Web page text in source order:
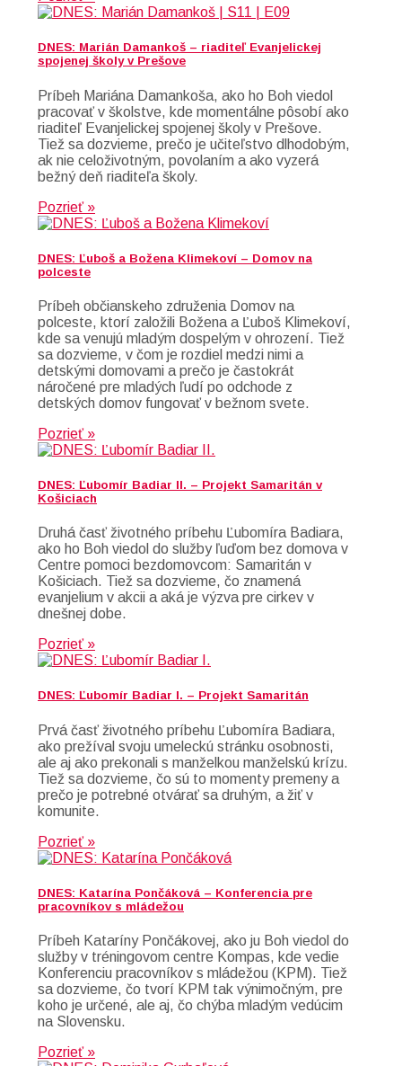
DNES: Marián Damankoš – riaditeľ Evanjelickej
spojenej školy v Prešove
Príbeh Mariána Damankoša, ako ho Boh viedol
pracovať v školstve, kde momentálne pôsobí ako
riaditeľ Evanjelickej spojenej školy v Prešove.
Tiež sa dozvieme, prečo je učiteľstvo dlhodobým,
ak nie celoživotným, povolaním a ako vyzerá
bežný deň riaditeľa školy.
Pozrieť »
DNES: Ľuboš a Božena Klimekoví – Domov na
polceste
Príbeh občianskeho združenia Domov na
polceste, ktorí založili Božena a Ľuboš Klimekoví,
kde sa venujú mladým dospelým v ohrození. Tiež
sa dozvieme, v čom je rozdiel medzi nimi a
detskými domovami a prečo je častokrát
náročené pre mladých ľudí po odchode z
detských domov fungovať v bežnom svete.
Pozrieť »
DNES: Ľubomír Badiar II. – Projekt Samaritán v
Košiciach
Druhá časť životného príbehu Ľubomíra Badiara,
ako ho Boh viedol do služby ľuďom bez domova v
Centre pomoci bezdomovcom: Samaritán v
Košiciach. Tiež sa dozvieme, čo znamená
evanjelium v akcii a aká je výzva pre cirkev v
dnešnej dobe.
Pozrieť »
DNES: Ľubomír Badiar I. – Projekt Samaritán
Prvá časť životného príbehu Ľubomíra Badiara,
ako prežíval svoju umeleckú stránku osobnosti,
ale aj ako prekonali s manželkou manželskú krízu.
Tiež sa dozvieme, čo sú to momenty premeny a
prečo je potrebné otvárať sa druhým, a žiť v
komunite.
Pozrieť »
DNES: Katarína Pončáková – Konferencia pre
pracovníkov s mládežou
Príbeh Kataríny Pončákovej, ako ju Boh viedol do
služby v tréningovom centre Kompas, kde vedie
Konferenciu pracovníkov s mládežou (KPM). Tiež
sa dozvieme, čo tvorí KPM tak výnimočným, pre
koho je určené, ale aj, čo chýba mladým vedúcim
na Slovensku.
Pozrieť »